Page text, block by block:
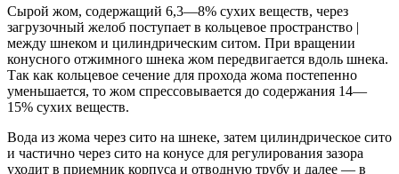
Сырой жом, содержащий 6,3—8% сухих веществ, через
загрузочный желоб поступает в кольцевое пространство |
между шнеком и цилиндрическим ситом. При вращении
конусного отжимного шнека жом передвигается вдоль шнека.
Так как кольцевое сечение для прохода жома постепенно
уменьшается, то жом спрессовывается до содержания 14—
15% сухих веществ.
Вода из жома через сито на шнеке, затем цилиндрическое сито
и частично через сито на конусе для регулирования зазора
уходит в приемник корпуса и отводную трубу и далее — в